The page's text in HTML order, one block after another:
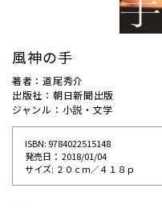
風神の手
著者：道尾秀介
出版社：朝日新聞出版
ジャンル：小説・文学
ISBN: 9784022515148
発売⽇： 2018/01/04
サイズ: ２０ｃｍ／４１８ｐ